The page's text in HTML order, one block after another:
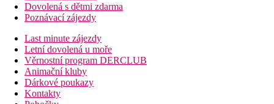
Dovolená s dětmi zdarma
Poznávací zájezdy
Last minute zájezdy
Letní dovolená u moře
Věrnostní program DERCLUB
Animační kluby
Dárkové poukazy
Kontakty